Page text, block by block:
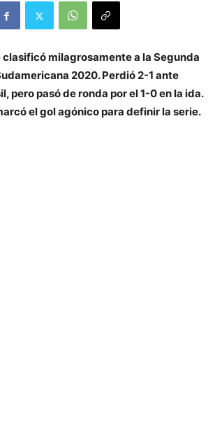
milagrosamente a la Segunda
2020. Perdió 2-1 ante
pero pasó de ronda por el 1-0 en la ida.
el gol agónico para definir la serie.